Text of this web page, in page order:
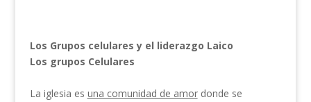
Los Grupos celulares y el liderazgo Laico
Los grupos Celulares
La iglesia es una comunidad de amordonde se